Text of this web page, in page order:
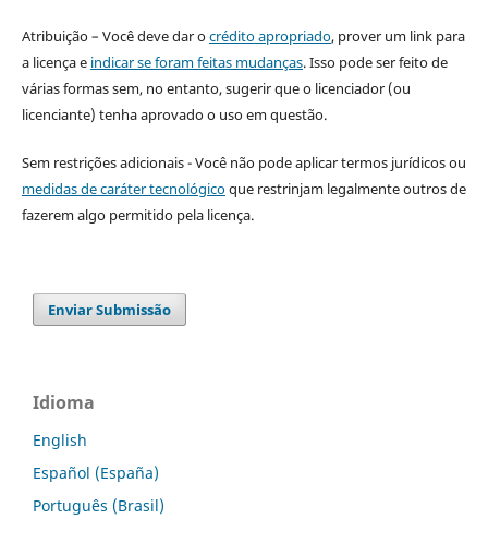
Atribuição – Você deve dar ocrédito apropriado, prover um link para
a licença e indicar se foram feitas mudanças. Isso pode ser feito de
várias formas sem, no entanto, sugerir que o licenciador (ou
licenciante) tenha aprovado o uso em questão.
Sem restrições adicionais - Você não pode aplicar termos jurídicos ou
medidas de caráter tecnológicoque restrinjam legalmente outros de
fazerem algo permitido pela licença.
Enviar Submissão
Idioma
English
Español (España)
Português (Brasil)